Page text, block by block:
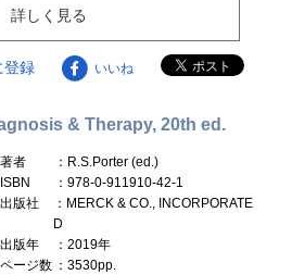
詳しく見る
登録 いいね
& Therapy, 20th ed.
著者
：R.S.Porter (ed.)
ISBN
：978-0-911910-42-1
出版社
：MERCK & CO., INCORPORATE
D
出版年
：2019年
ページ数 ：3530pp.